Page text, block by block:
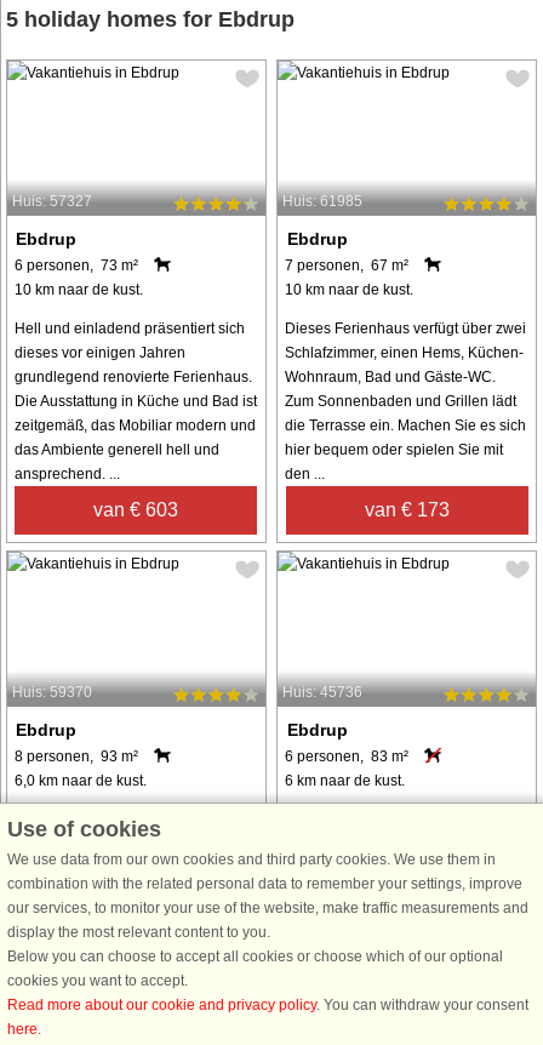
5 holiday homes for Ebdrup
Huis: 57327
Ebdrup
6 personen, 73 m²
10 km naar de kust.
Hell und einladend präsentiert sich
dieses vor einigen Jahren
grundlegend renovierte Ferienhaus.
Die Ausstattung in Küche und Bad ist
zeitgemäß, das Mobiliar modern und
das Ambiente generell hell und
ansprechend. ...
van € 603
Huis: 61985
Ebdrup
7 personen, 67 m²
10 km naar de kust.
Dieses Ferienhaus verfügt über zwei
Schlafzimmer, einen Hems, Küchen-
Wohnraum, Bad und Gäste-WC.
Zum Sonnenbaden und Grillen lädt
die Terrasse ein. Machen Sie es sich
hier bequem oder spielen Sie mit
den ...
van € 173
Huis: 59370
Ebdrup
8 personen, 93 m²
6,0 km naar de kust.
Erleben Sie echte nordische
norwegischen Blockhaus im
idyllischen Ebdrup, ausgestattet mit
Whirlpool und Sauna. Von der
einladenden Eingangsdiele aus hat
man Zugang zu ...
van € 397
Huis: 45736
Ebdrup
6 personen, 83 m²
6 km naar de kust.
versprüht skandinavischen Charme
und bietet eine warme, gemütliche
Atmosphäre. Vom Eingangsbereich
Schlafzimmer und ein ...
van € 416
Use of cookies
We use data from our own cookies and third party cookies. We use them in
combination with the related personal data to remember your settings, improve
our services, to monitor your use of the website, make traffic measurements and
display the most relevant content to you.
Below you can choose to accept all cookies or choose which of our optional
cookies you want to accept.
Read more about our cookie and privacy policy. You can withdraw your consent
here.